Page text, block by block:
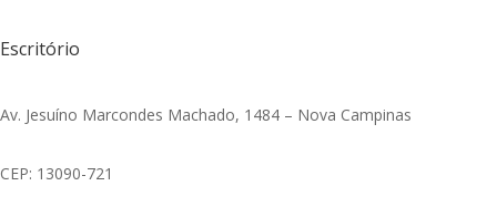
Escritório
Av. Jesuíno Marcondes Machado, 1484 – Nova Campinas
CEP: 13090-721